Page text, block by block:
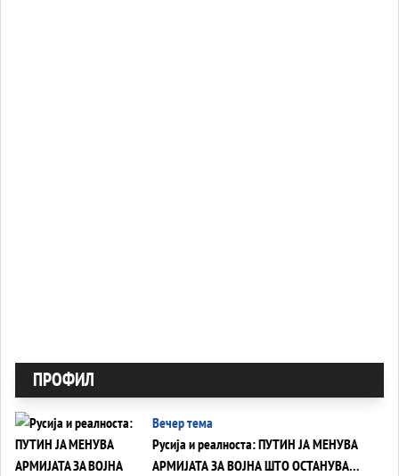
ПРОФИЛ
Вечер тема
Русија и реалноста: ПУТИН ЈА МЕНУВА
АРМИЈАТА ЗА ВОЈНА ШТО ОСТАНУВА